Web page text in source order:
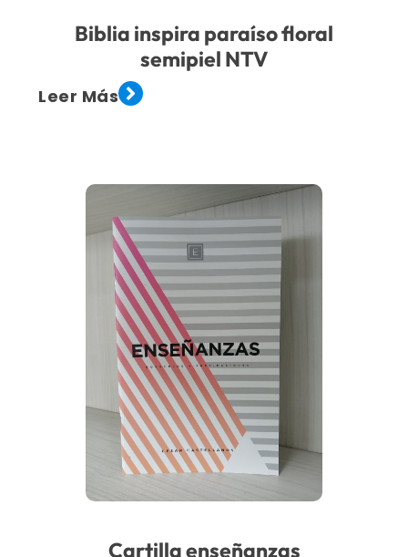
Biblia inspira paraíso floral
semipiel NTV
Leer Más
Cartilla enseñanzas